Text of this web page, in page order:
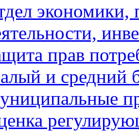
экономики,
прав
и средний